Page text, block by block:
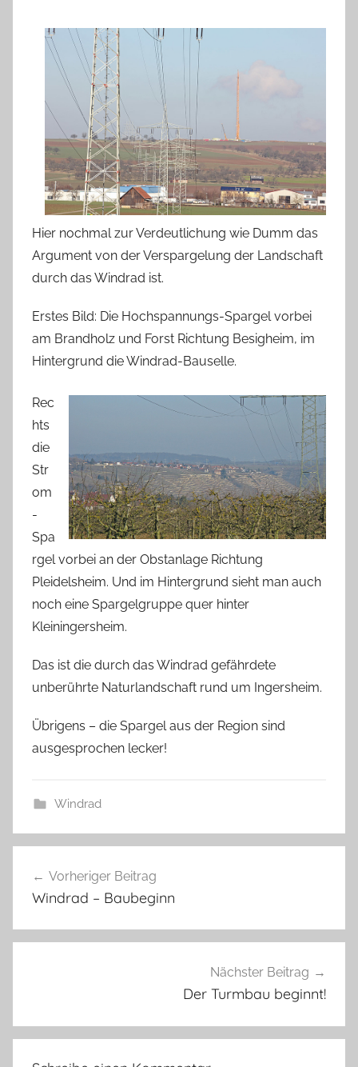
Hier nochmal zur Verdeutlichung wie Dumm das
Argument von der Verspargelung der Landschaft
durch das Windrad ist.
Erstes Bild: Die Hochspannungs-Spargel vorbei
am Brandholz und Forst Richtung Besigheim, im
Hintergrund die Windrad-Bauselle.
Rec
hts
die
Str
om
-
Spa
rgel vorbei an der Obstanlage Richtung
Pleidelsheim. Und im Hintergrund sieht man auch
noch eine Spargelgruppe quer hinter
Kleiningersheim.
Das ist die durch das Windrad gefährdete
unberührte Naturlandschaft rund um Ingersheim.
Übrigens – die Spargel aus der Region sind
ausgesprochen lecker!
Windrad
Vorheriger Beitrag
Windrad – Baubeginn
Nächster Beitrag
Der Turmbau beginnt!